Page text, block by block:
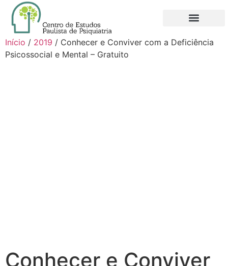
Início / 2019 / Conhecer e Conviver com a Deficiência
Psicossocial e Mental – Gratuito
Conhecer e Conviver